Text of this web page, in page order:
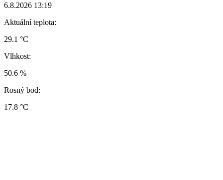
6.8.2026 13:19
Aktuální teplota:
29.1 °C
Vlhkost:
50.6 %
Rosný bod:
17.8 °C